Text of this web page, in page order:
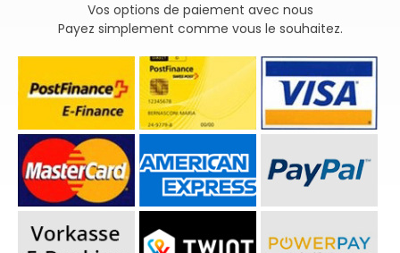
Vos options de paiement avec nous
Payez simplement comme vous le souhaitez.